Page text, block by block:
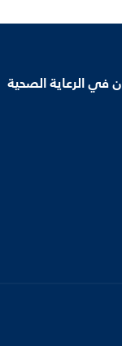
الرعاية الصحية